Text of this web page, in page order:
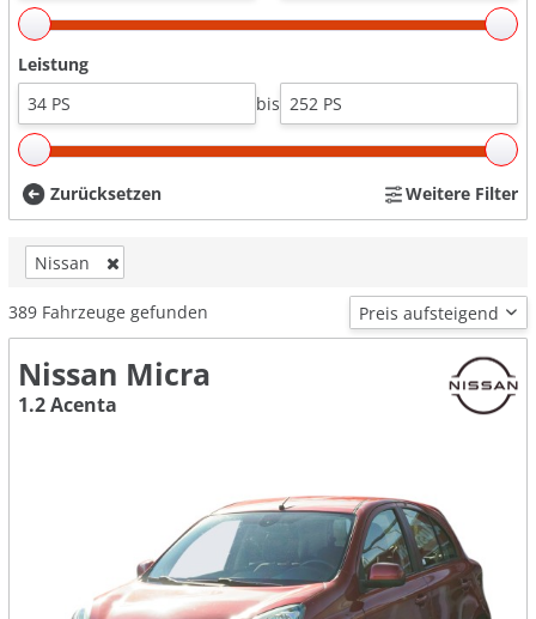
Leistung
bis
Zurücksetzen Weitere Filter
Nissan
389 Fahrzeuge gefunden
Nissan Micra
1.2 Acenta